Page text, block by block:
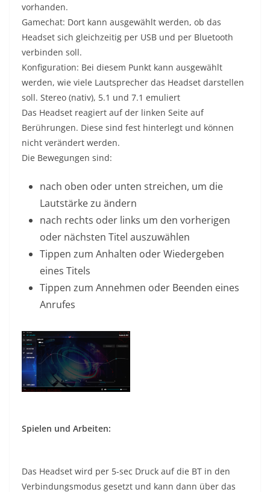
vorhanden.
Gamechat: Dort kann ausgewählt werden, ob das
Headset sich gleichzeitig per USB und per Bluetooth
verbinden soll.
Konfiguration: Bei diesem Punkt kann ausgewählt
werden, wie viele Lautsprecher das Headset darstellen
soll. Stereo (nativ), 5.1 und 7.1 emuliert
Das Headset reagiert auf der linken Seite auf
Berührungen. Diese sind fest hinterlegt und können
nicht verändert werden.
Die Bewegungen sind:
nach oben oder unten streichen, um die
Lautstärke zu ändern
nach rechts oder links um den vorherigen
oder nächsten Titel auszuwählen
Tippen zum Anhalten oder Wiedergeben
eines Titels
Tippen zum Annehmen oder Beenden eines
Anrufes
Spielen und Arbeiten:
Das Headset wird per 5-sec Druck auf die BT in den
Verbindungsmodus gesetzt und kann dann über das